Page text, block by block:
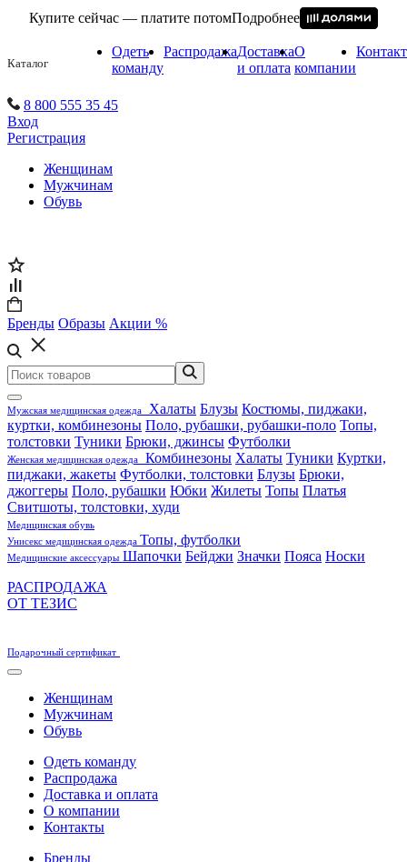
Купите сейчас — платите потомПодробнее
Каталог
Одеть
команду
РаспродажаДоставка
и оплата
О
компании
8 800 555 35 45
Вход
Регистрация
Женщинам
Мужчинам
Обувь
Бренды Образы Акции %
Мужская медицинская одежда Халаты Блузы Костюмы, пиджаки,
куртки, комбинезоны Поло, рубашки, рубашки-поло Топы,
толстовки Туники Брюки, джинсы Футболки
Женская медицинская одежда Комбинезоны Халаты Туники Куртки,
пиджаки, жакеты Футболки, толстовки Блузы Брюки,
джоггеры Поло, рубашки Юбки Жилеты Топы Платья
Свитшоты, толстовки, худи
Медицинская обувь
Унисекс медицинская одежда Топы, футболки
Медицинские аксессуары Шапочки Бейджи Значки Пояса Носки
РАСПРОДАЖА
ОТ ТЕЗИС
Подарочный сертификат
Женщинам
Мужчинам
Обувь
Одеть команду
Распродажа
Доставка и оплата
О компании
Контакты
Бренды